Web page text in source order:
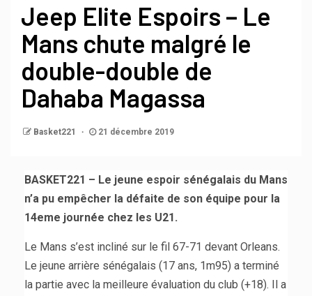
Jeep Elite Espoirs – Le
Mans chute malgré le
double-double de
Dahaba Magassa
Basket221 21 décembre 2019
BASKET221 – Le jeune espoir sénégalais du Mans
n’a pu empêcher la défaite de son équipe pour la
14eme journée chez les U21.
Le Mans s’est incliné sur le fil 67-71 devant Orleans.
Le jeune arrière sénégalais (17 ans, 1m95) a terminé
la partie avec la meilleure évaluation du club (+18). Il a